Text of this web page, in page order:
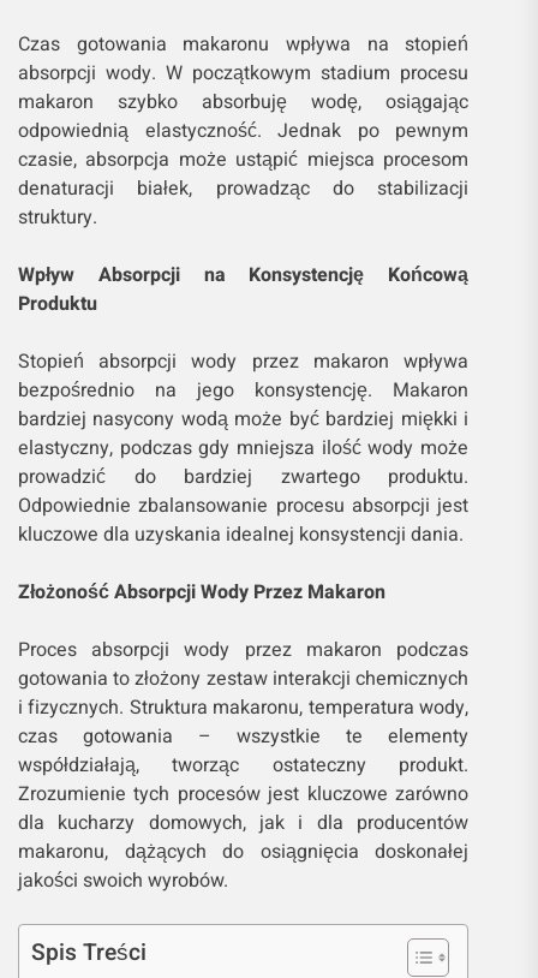
Czas gotowania makaronu wpływa na stopień
absorpcji wody. W początkowym stadium procesu
makaron szybko absorbuję wodę, osiągając
odpowiednią elastyczność. Jednak po pewnym
czasie, absorpcja może ustąpić miejsca procesom
denaturacji białek, prowadząc do stabilizacji
struktury.
Wpływ Absorpcji na Konsystencję Końcową
Produktu
Stopień absorpcji wody przez makaron wpływa
bezpośrednio na jego konsystencję. Makaron
bardziej nasycony wodą może być bardziej miękki i
elastyczny, podczas gdy mniejsza ilość wody może
prowadzić do bardziej zwartego produktu.
Odpowiednie zbalansowanie procesu absorpcji jest
kluczowe dla uzyskania idealnej konsystencji dania.
Złożoność Absorpcji Wody Przez Makaron
Proces absorpcji wody przez makaron podczas
gotowania to złożony zestaw interakcji chemicznych
i fizycznych. Struktura makaronu, temperatura wody,
czas gotowania – wszystkie te elementy
współdziałają, tworząc ostateczny produkt.
Zrozumienie tych procesów jest kluczowe zarówno
dla kucharzy domowych, jak i dla producentów
makaronu, dążących do osiągnięcia doskonałej
jakości swoich wyrobów.
Spis Treści